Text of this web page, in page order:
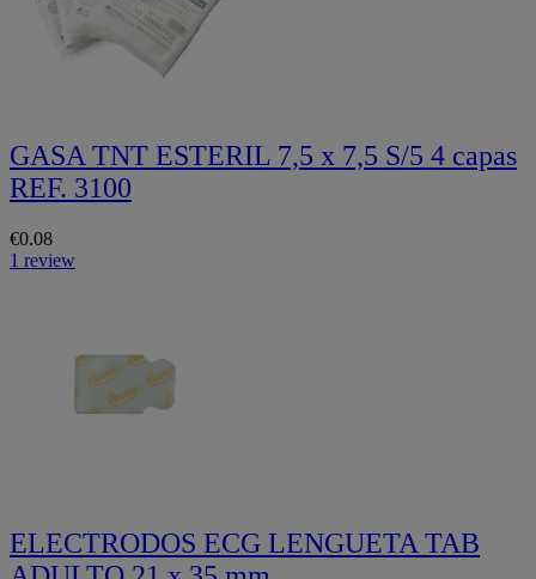
GASA TNT ESTERIL 7,5 x 7,5 S/5 4 capas
REF. 3100
€0.08
1 review
ELECTRODOS ECG LENGUETA TAB